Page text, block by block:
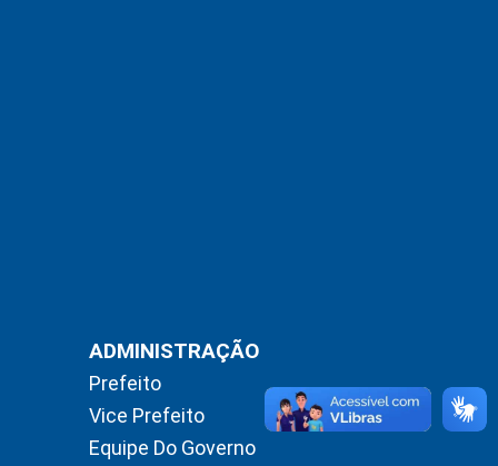
ADMINISTRAÇÃO
Prefeito
Vice Prefeito
Equipe Do Governo